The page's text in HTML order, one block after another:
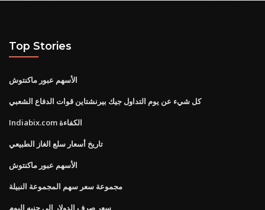
Top Stories
الأسهم عبور ماكنتوش
كل شيء عن يوم التداول جيك بيرنشتاين قوات الدفاع الشعبي
Indiabix.com الكفاءة
تاريخ أسعار سلع الغاز الطبيعي
الأسهم عبور ماكنتوش
مجموعة سعر سهم المجموعة النبيلة
سعر صرف الدولار الى جنيه اليوم